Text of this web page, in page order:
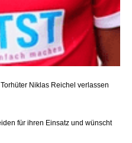
Niklas Reichel verlassen
für ihren Einsatz und wünscht